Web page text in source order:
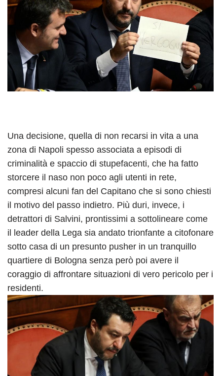
Una decisione, quella di non recarsi in vita a una
zona di Napoli spesso associata a episodi di
criminalità e spaccio di stupefacenti, che ha fatto
storcere il naso non poco agli utenti in rete,
compresi alcuni fan del Capitano che si sono chiesti
il motivo del passo indietro. Più duri, invece, i
detrattori di Salvini, prontissimi a sottolineare come
il leader della Lega sia andato trionfante a citofonare
sotto casa di un presunto pusher in un tranquillo
quartiere di Bologna senza però poi avere il
coraggio di affrontare situazioni di vero pericolo per i
residenti.